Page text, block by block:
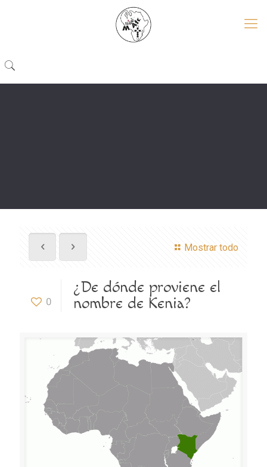
Mostrar todo
0
¿De dónde proviene el
nombre de Kenia?